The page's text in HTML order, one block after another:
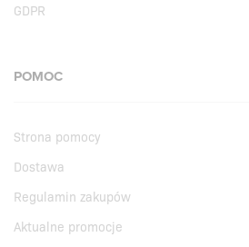
GDPR
POMOC
Strona pomocy
Dostawa
Regulamin zakupów
Aktualne promocje